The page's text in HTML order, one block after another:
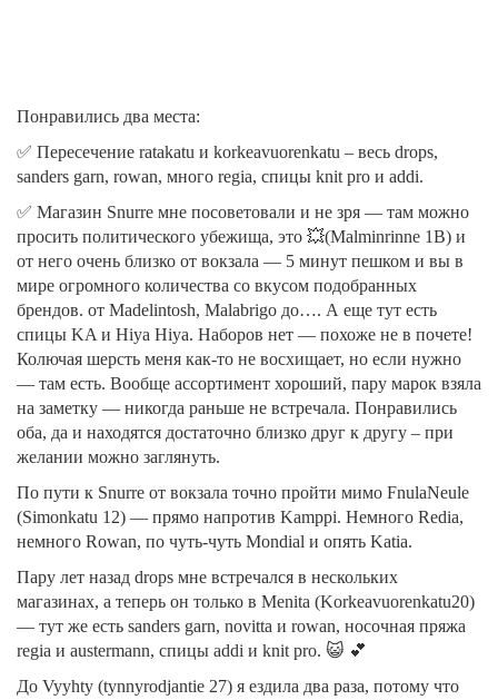
Понравились два места:
✅ Пересечение ratakatu и korkeavuorenkatu – весь drops,
sanders garn, rowan, много regia, спицы knit pro и addi.
✅ Магазин Snurre мне посоветовали и не зря — там можно
просить политического убежища, это 💥(Malminrinne 1B) и
от него очень близко от вокзала — 5 минут пешком и вы в
мире огромного количества со вкусом подобранных
брендов. от Madelintosh, Malabrigo до…. А еще тут есть
спицы KA и Hiya Hiya. Наборов нет — похоже не в почете!
Колючая шерсть меня как-то не восхищает, но если нужно
— там есть. Вообще ассортимент хороший, пару марок взяла
на заметку — никогда раньше не встречала. Понравились
оба, да и находятся достаточно близко друг к другу – при
желании можно заглянуть.
По пути к Snurre от вокзала точно пройти мимо FnulaNeule
(Simonkatu 12) — прямо напротив Kamppi. Немного Redia,
немного Rowan, по чуть-чуть Mondial и опять Katia.
Пару лет назад drops мне встречался в нескольких
магазинах, а теперь он только в Menita (Korkeavuorenkatu20)
— тут же есть sanders garn, novitta и rowan, носочная пряжа
regia и austermann, спицы addi и knit pro. 😺 💕
До Vyyhty (tynnyrodjantie 27) я ездила два раза, потому что